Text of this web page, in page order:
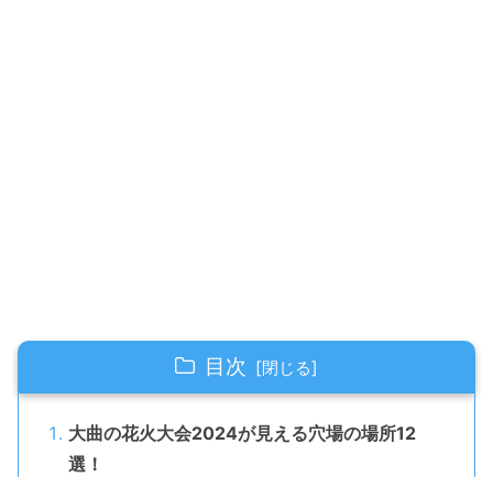
目次
大曲の花火大会2024が見える穴場の場所12
選！